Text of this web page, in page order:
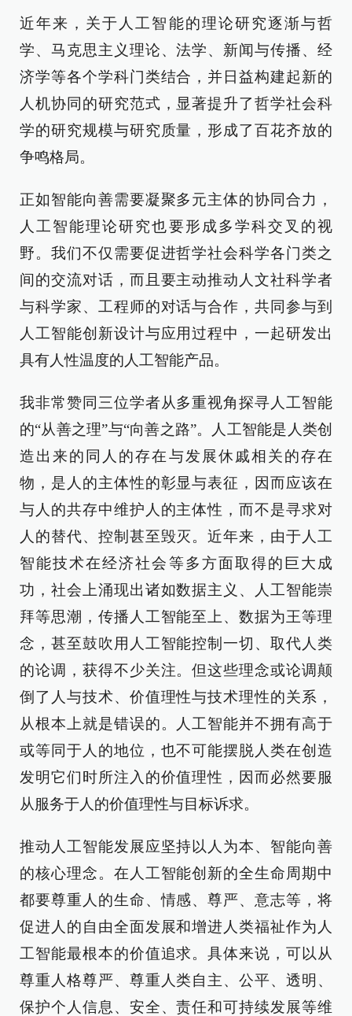
近年来，关于人工智能的理论研究逐渐与哲
学、马克思主义理论、法学、新闻与传播、经
济学等各个学科门类结合，并日益构建起新的
人机协同的研究范式，显著提升了哲学社会科
学的研究规模与研究质量，形成了百花齐放的
争鸣格局。
正如智能向善需要凝聚多元主体的协同合力，
人工智能理论研究也要形成多学科交叉的视
野。我们不仅需要促进哲学社会科学各门类之
间的交流对话，而且要主动推动人文社科学者
与科学家、工程师的对话与合作，共同参与到
人工智能创新设计与应用过程中，一起研发出
具有人性温度的人工智能产品。
我非常赞同三位学者从多重视角探寻人工智能
的“从善之理”与“向善之路”。人工智能是人类创
造出来的同人的存在与发展休戚相关的存在
物，是人的主体性的彰显与表征，因而应该在
与人的共存中维护人的主体性，而不是寻求对
人的替代、控制甚至毁灭。近年来，由于人工
智能技术在经济社会等多方面取得的巨大成
功，社会上涌现出诸如数据主义、人工智能崇
拜等思潮，传播人工智能至上、数据为王等理
念，甚至鼓吹用人工智能控制一切、取代人类
的论调，获得不少关注。但这些理念或论调颠
倒了人与技术、价值理性与技术理性的关系，
从根本上就是错误的。人工智能并不拥有高于
或等同于人的地位，也不可能摆脱人类在创造
发明它们时所注入的价值理性，因而必然要服
从服务于人的价值理性与目标诉求。
推动人工智能发展应坚持以人为本、智能向善
的核心理念。在人工智能创新的全生命周期中
都要尊重人的生命、情感、尊严、意志等，将
促进人的自由全面发展和增进人类福祉作为人
工智能最根本的价值追求。具体来说，可以从
尊重人格尊严、尊重人类自主、公平、透明、
保护个人信息、安全、责任和可持续发展等维